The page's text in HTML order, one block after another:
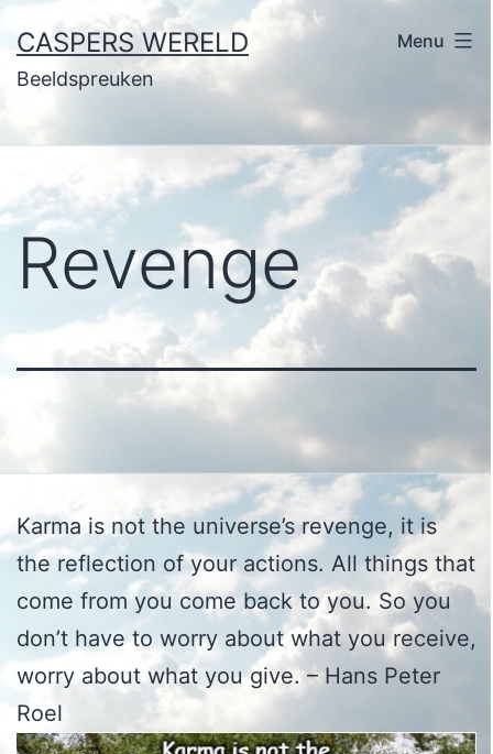
naar
de
CASPERS WERELD
Beeldspreuken
Menu
Revenge
Karma is not the universe’s revenge, it is
the reflection of your actions. All things that
come from you come back to you. So you
don’t have to worry about what you receive,
worry about what you give. – Hans Peter
Roel